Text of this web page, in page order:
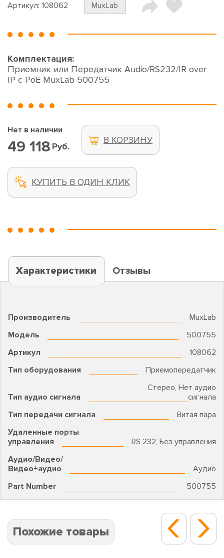
Артикул: 108062 MuxLab
Комплектация:
Приемник или Передатчик Audio/RS232/IR over
IP с PoE MuxLab 500755
Нет в наличии
49 118 Руб.
В КОРЗИНУ
КУПИТЬ В ОДИН КЛИК
Характеристики Отзывы
Производитель
MuxLab
Модель
500755
Артикул
108062
Тип оборудования
Приемопередатчик
Тип аудио сигнала
Стерео, Нет аудио
сигнала
Тип передачи сигнала
Витая пара
Удаленные порты
управления
RS 232, Без управления
Аудио/Видео/
Видео+аудио
Аудио
Part Number
500755
Похожие товары